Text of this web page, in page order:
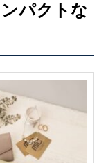
パクトな